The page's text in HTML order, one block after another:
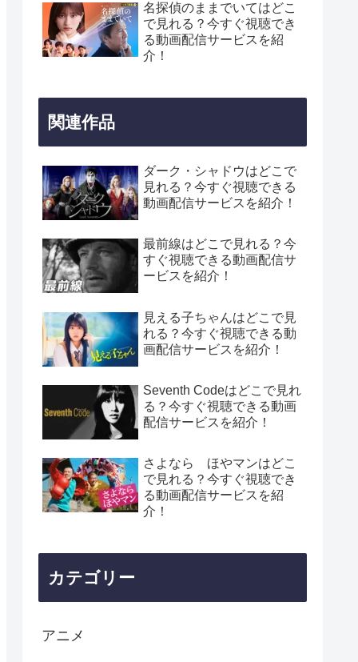
名探偵のままでいてはどこ
で見れる？今すぐ視聴でき
る動画配信サービスを紹
介！
関連作品
ダーク・シャドウはどこで
見れる？今すぐ視聴できる
動画配信サービスを紹介！
最前線はどこで見れる？今
すぐ視聴できる動画配信サ
ービスを紹介！
見える子ちゃんはどこで見
れる？今すぐ視聴できる動
画配信サービスを紹介！
Seventh Codeはどこで見れ
る？今すぐ視聴できる動画
配信サービスを紹介！
さよなら ほやマンはどこ
で見れる？今すぐ視聴でき
る動画配信サービスを紹
介！
カテゴリー
アニメ